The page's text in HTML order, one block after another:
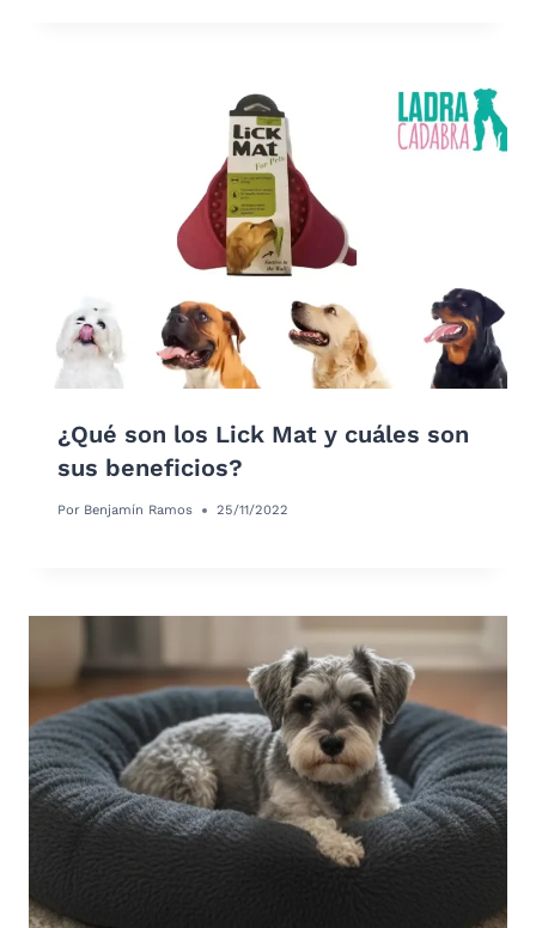
¿Qué son los Lick Mat y cuáles son
sus beneficios?
Por Benjamín Ramos 25/11/2022